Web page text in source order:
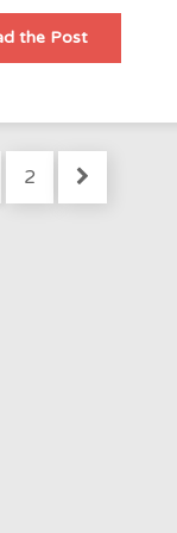
the Post防
工
司
急
醫
設
Page
2